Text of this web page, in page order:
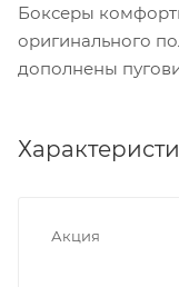
Боксеры
оригинального
дополнены
Акция